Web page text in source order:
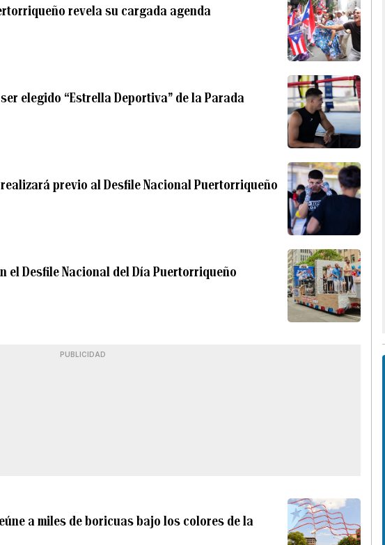
revela su cargada agenda
elegido “Estrella Deportiva” de la Parada
previo al Desfile Nacional Puertorriqueño
el Desfile Nacional del Día Puertorriqueño
PUBLICIDAD
a miles de boricuas bajo los colores de la